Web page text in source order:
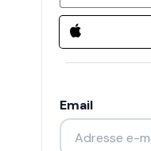
Mouvement
COMMUNAUTÉ
Forum
Email